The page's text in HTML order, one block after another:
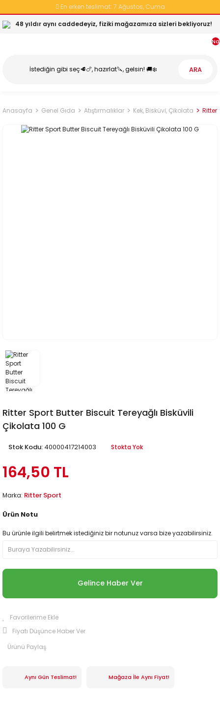
En erken teslimat: 7 Ağustos, Cuma
48 yıldır aynı caddedeyiz, fiziki mağazamıza sizleri bekliyoruz!
ARA
Anasayfa Genel Gıda Atıştırmalıklar Kek, Bisküvi, Çikolata Ritter
Ritter Sport Butter Biscuit Tereyağlı Bisküvili
Çikolata 100 G
Stok Kodu: 40000417214003 Stokta Yok
164,50 TL
Marka: Ritter Sport
Ürün Notu
Bu ürünle ilgili belirtmek istediğiniz bir notunuz varsa bize yazabilirsiniz.
Gelince Haber Ver
Fiyatı Düşünce Haber Ver
Ürünü Paylaş
Aynı Gün Teslimat! Mağaza İle Aynı Fiyat!